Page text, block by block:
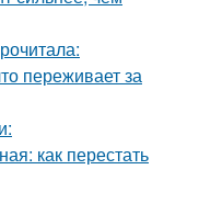
переживает за
как перестать